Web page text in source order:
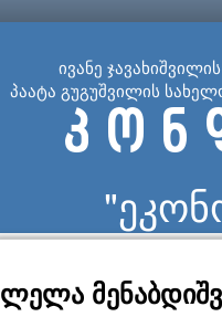
ივანე
პაატა გუგუშვილის
კ ო ნ
ლელა